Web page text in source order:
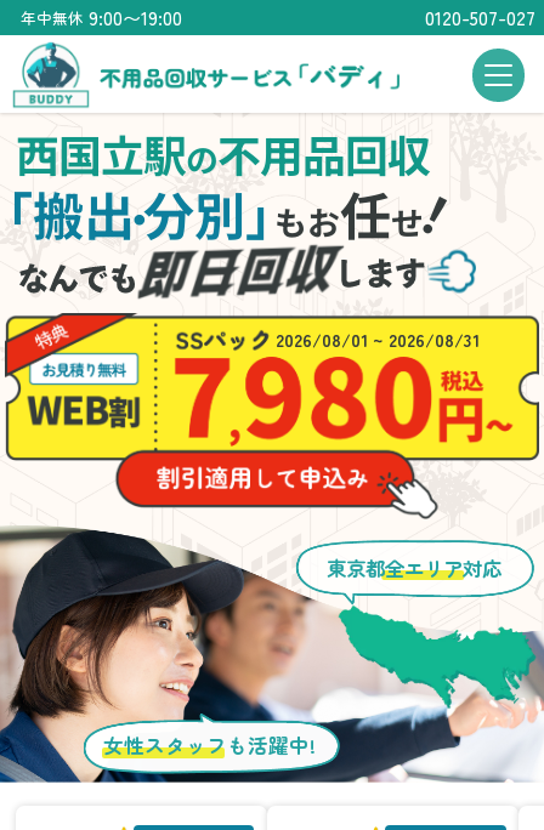
年中無休 9:00〜19:00 0120-507-027
西国立駅の不用品回収
搬出・分別」もお任せ
！
2026/08/01 ~ 2026/08/31
女性スタッフ も活躍中!
東京都全エリア対応